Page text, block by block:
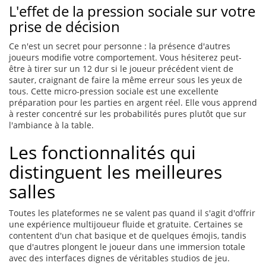
L'effet de la pression sociale sur votre
prise de décision
Ce n'est un secret pour personne : la présence d'autres
joueurs modifie votre comportement. Vous hésiterez peut-
être à tirer sur un 12 dur si le joueur précédent vient de
sauter, craignant de faire la même erreur sous les yeux de
tous. Cette micro-pression sociale est une excellente
préparation pour les parties en argent réel. Elle vous apprend
à rester concentré sur les probabilités pures plutôt que sur
l'ambiance à la table.
Les fonctionnalités qui
distinguent les meilleures
salles
Toutes les plateformes ne se valent pas quand il s'agit d'offrir
une expérience multijoueur fluide et gratuite. Certaines se
contentent d'un chat basique et de quelques émojis, tandis
que d'autres plongent le joueur dans une immersion totale
avec des interfaces dignes de véritables studios de jeu.